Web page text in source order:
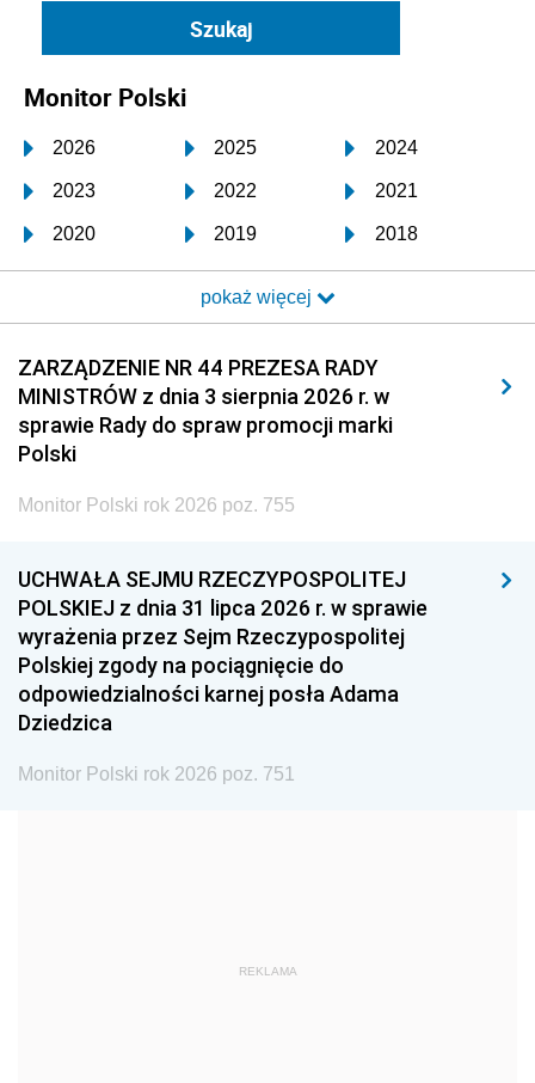
Monitor Polski
2026 2025 2024
2023 2022 2021
2020 2019 2018
2017 2016 2015
2014 2013 2012
2011 2010 2009
2008 2007 2006
2005
1996 1995 1994
1993 1992 1991
1990 1989
1987 1986 1985
1968
pokaż więcej
ZARZĄDZENIE NR 44 PREZESA RADY
MINISTRÓW z dnia 3 sierpnia 2026 r. w
sprawie Rady do spraw promocji marki
Polski
Monitor Polski rok 2026 poz. 755
UCHWAŁA SEJMU RZECZYPOSPOLITEJ
POLSKIEJ z dnia 31 lipca 2026 r. w sprawie
wyrażenia przez Sejm Rzeczypospolitej
Polskiej zgody na pociągnięcie do
odpowiedzialności karnej posła Adama
Dziedzica
Monitor Polski rok 2026 poz. 751
REKLAMA